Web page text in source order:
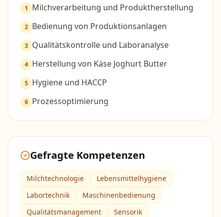
1 Milchverarbeitung und Produktherstellung
2 Bedienung von Produktionsanlagen
3 Qualitätskontrolle und Laboranalyse
4 Herstellung von Käse Joghurt Butter
5 Hygiene und HACCP
6 Prozessoptimierung
Gefragte Kompetenzen
Milchtechnologie
Lebensmittelhygiene
Labortechnik
Maschinenbedienung
Qualitätsmanagement
Sensorik